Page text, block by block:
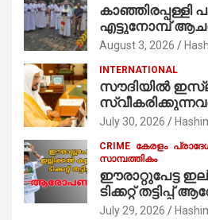
കാഞ്ഞിരപ്പള്ളി
എട്ടുനോമ്പ് ആചരണത്തിന്റെ
ഭാഗമായുള്ള
കുര്യൻ
നിർവഹിക്കുന്നു.
August 3, 2026
INTERNATIONAL
സൗദിയില്‍
മുസ്ലിം’
July 30, 2026
CRIME കേരളം
സാമ്പത്തികം
ഈരാറ്റുപേട്ട
ടിക്കറ്റ് തട്ടിപ്പ്
July 29, 2026